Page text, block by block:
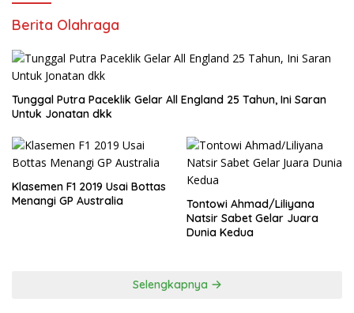
Berita Olahraga
Tunggal Putra Paceklik Gelar All England 25 Tahun, Ini Saran
Untuk Jonatan dkk
Klasemen F1 2019 Usai Bottas
Menangi GP Australia
Tontowi Ahmad/Liliyana
Natsir Sabet Gelar Juara
Dunia Kedua
Selengkapnya